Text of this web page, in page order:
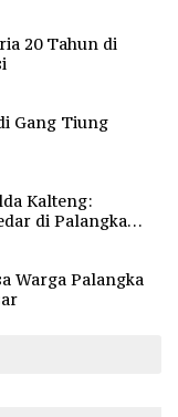
20 Tahun di
Gang Tiung
Kalteng:
di Palangka
Warga Palangka